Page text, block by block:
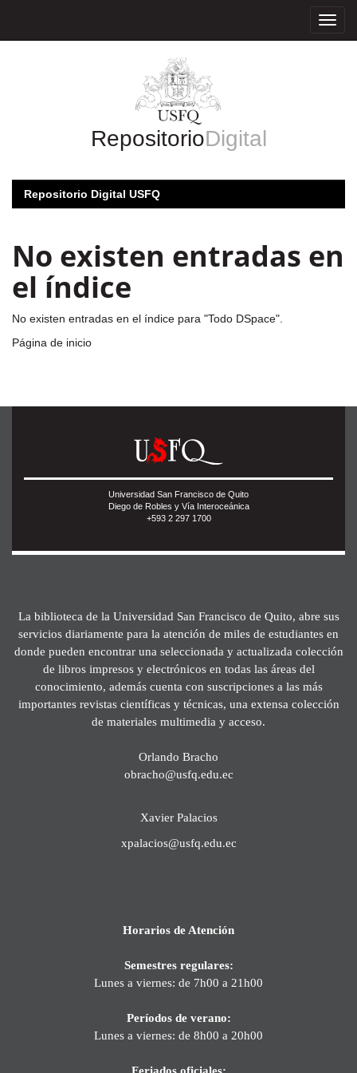
RepositorioDigital
Repositorio Digital USFQ
No existen entradas en
el índice
No existen entradas en el índice para "Todo DSpace".
Página de inicio
Universidad San Francisco de Quito
Diego de Robles y Vía Interoceánica
+593 2 297 1700
La biblioteca de la Universidad San Francisco de Quito, abre sus
servicios diariamente para la atención de miles de estudiantes en
donde pueden encontrar una seleccionada y actualizada colección
de libros impresos y electrónicos en todas las áreas del
conocimiento, además cuenta con suscripciones a las más
importantes revistas científicas y técnicas, una extensa colección
de materiales multimedia y acceso.
Orlando Bracho
obracho@usfq.edu.ec
Xavier Palacios
xpalacios@usfq.edu.ec
Horarios de Atención
Semestres regulares:
Lunes a viernes: de 7h00 a 21h00
Períodos de verano:
Lunes a viernes: de 8h00 a 20h00
Feriados oficiales: